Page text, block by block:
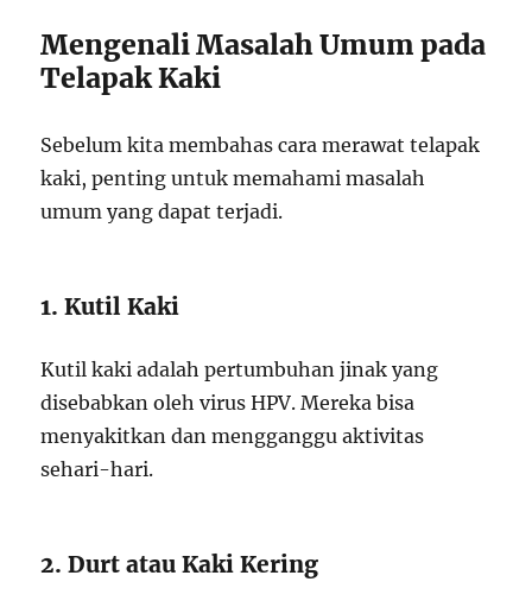
Mengenali Masalah Umum pada
Telapak Kaki
Sebelum kita membahas cara merawat telapak
kaki, penting untuk memahami masalah
umum yang dapat terjadi.
1. Kutil Kaki
Kutil kaki adalah pertumbuhan jinak yang
disebabkan oleh virus HPV. Mereka bisa
menyakitkan dan mengganggu aktivitas
sehari-hari.
2. Durt atau Kaki Kering